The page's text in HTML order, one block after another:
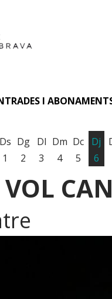
I
Ds
1
Dg
2
Dl
3
Dm
4
Dc
5
Dj
6